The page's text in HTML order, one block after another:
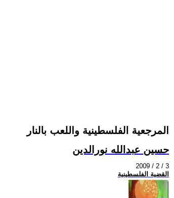
المرجعية الفلسطينية واللعب بالنار
حسين عبدالله نورالدين
2009 / 2 / 3
القضية الفلسطينية